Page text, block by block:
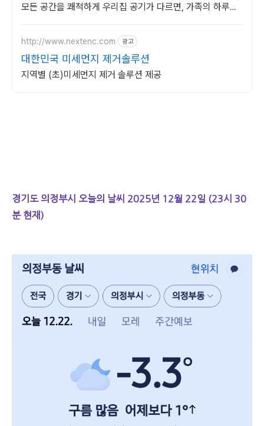
모든 공간을 쾌적하게 우리집 공기가 다르면, 가족의 하루도
http://www.nextenc.com 광고
대한민국 미세먼지 제거솔루션
지역별 (초)미세먼지 제거 솔루션 제공
경기도 의정부시 오늘의 날씨 2025년 12월 22일 (23시 30
분 현재)